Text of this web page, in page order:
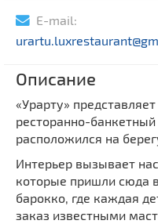
E-mail:
Описание
«Урарту»
ресторанно-
расположился на
Интерьер вызывает
которые пришли сюда
барокко, где каждая
заказ известными